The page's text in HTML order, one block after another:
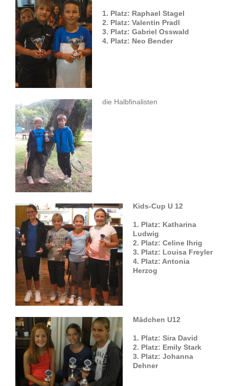
1. Platz: Raphael Stagel
2. Platz: Valentin Pradl
3. Platz: Gabriel Osswald
4. Platz: Neo Bender
die Halbfinalisten
Kids-Cup U 12
1. Platz: Katharina
Ludwig
2. Platz: Celine Ihrig
3. Platz: Louisa Freyler
4. Platz: Antonia
Herzog
Mädchen U12
1. Platz: Sira David
2. Platz: Emily Stark
3. Platz: Johanna
Dehner